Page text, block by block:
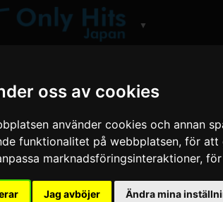
oss av cookies
använder cookies och annan
funktionalitet på webbplatsen,för att
marknadsföringsinteraktioner,för
Jag avböjer Ändra mina
▼